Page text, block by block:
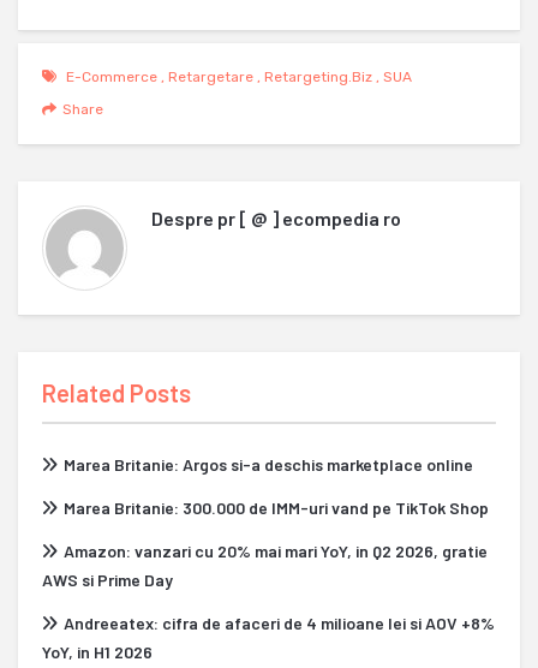
E-Commerce Retargetare Retargeting.biz
SUA
Share
Despre pr [ @ ] ecompedia ro
Related Posts
Marea Britanie: Argos si-a deschis marketplace online
Marea Britanie: 300.000 de IMM-uri vand pe TikTok Shop
Amazon: vanzari cu 20% mai mari YoY, in Q2 2026, gratie
AWS si Prime Day
Andreeatex: cifra de afaceri de 4 milioane lei si AOV +8%
YoY, in H1 2026